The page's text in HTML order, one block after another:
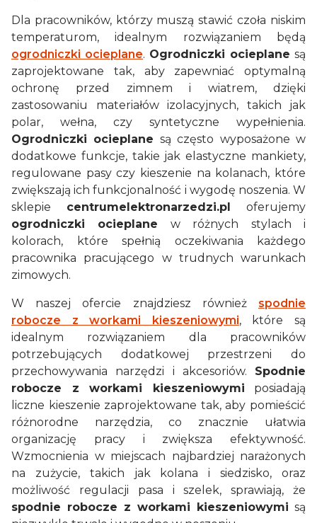
Dla pracowników, którzy muszą stawić czoła niskim
temperaturom, idealnym rozwiązaniem będą
ogrodniczki ocieplane. Ogrodniczki ocieplane są
zaprojektowane tak, aby zapewniać optymalną
ochronę przed zimnem i wiatrem, dzięki
zastosowaniu materiałów izolacyjnych, takich jak
polar, wełna, czy syntetyczne wypełnienia.
Ogrodniczki ocieplane są często wyposażone w
dodatkowe funkcje, takie jak elastyczne mankiety,
regulowane pasy czy kieszenie na kolanach, które
zwiększają ich funkcjonalność i wygodę noszenia. W
sklepie centrumelektronarzedzi.pl oferujemy
ogrodniczki ocieplane w różnych stylach i
kolorach, które spełnią oczekiwania każdego
pracownika pracującego w trudnych warunkach
zimowych.
W naszej ofercie znajdziesz również spodnie
robocze z workami kieszeniowymi, które są
idealnym rozwiązaniem dla pracowników
potrzebujących dodatkowej przestrzeni do
przechowywania narzędzi i akcesoriów. Spodnie
robocze z workami kieszeniowymi posiadają
liczne kieszenie zaprojektowane tak, aby pomieścić
różnorodne narzędzia, co znacznie ułatwia
organizację pracy i zwiększa efektywność.
Wzmocnienia w miejscach najbardziej narażonych
na zużycie, takich jak kolana i siedzisko, oraz
możliwość regulacji pasa i szelek, sprawiają, że
spodnie robocze z workami kieszeniowymi są